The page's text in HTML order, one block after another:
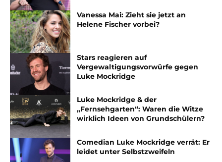
Vanessa Mai: Zieht sie jetzt an
Helene Fischer vorbei?
Stars reagieren auf
Vergewaltigungsvorwürfe gegen
Luke Mockridge
Luke Mockridge & der
„Fernsehgarten“: Waren die Witze
wirklich Ideen von Grundschülern?
Comedian Luke Mockridge verrät: Er
leidet unter Selbstzweifeln